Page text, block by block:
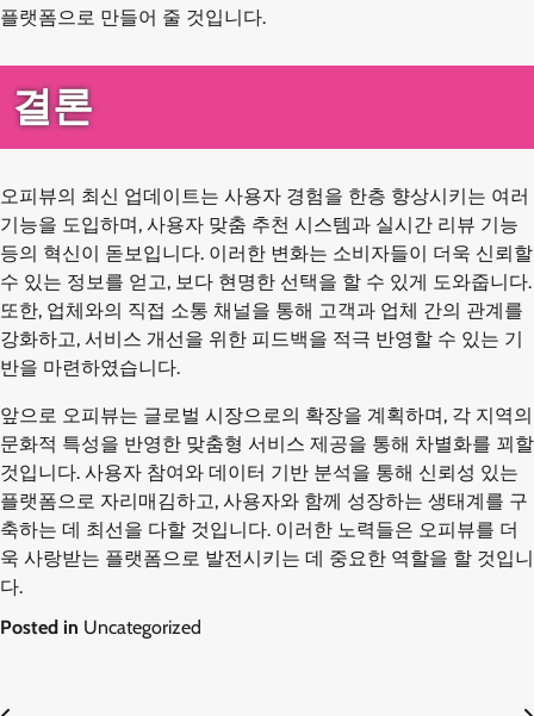
플랫폼으로 만들어 줄 것입니다.
결론
오피뷰의 최신 업데이트는 사용자 경험을 한층 향상시키는 여러
기능을 도입하며, 사용자 맞춤 추천 시스템과 실시간 리뷰 기능
등의 혁신이 돋보입니다. 이러한 변화는 소비자들이 더욱 신뢰할
수 있는 정보를 얻고, 보다 현명한 선택을 할 수 있게 도와줍니다.
또한, 업체와의 직접 소통 채널을 통해 고객과 업체 간의 관계를
강화하고, 서비스 개선을 위한 피드백을 적극 반영할 수 있는 기
반을 마련하였습니다.
앞으로 오피뷰는 글로벌 시장으로의 확장을 계획하며, 각 지역의
문화적 특성을 반영한 맞춤형 서비스 제공을 통해 차별화를 꾀할
것입니다. 사용자 참여와 데이터 기반 분석을 통해 신뢰성 있는
플랫폼으로 자리매김하고, 사용자와 함께 성장하는 생태계를 구
축하는 데 최선을 다할 것입니다. 이러한 노력들은 오피뷰를 더
욱 사랑받는 플랫폼으로 발전시키는 데 중요한 역할을 할 것입니
다.
Posted in Uncategorized